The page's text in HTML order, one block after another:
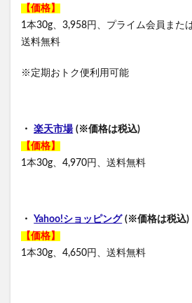
【価格】
1本30g、3,958円、プライム会員また
送料無料
※定期おトク便利用可能
・ 楽天市場 (※価格は税込)
【価格】
1本30g、4,970円、送料無料
・ Yahoo!ショッピング (※価格は税込)
【価格】
1本30g、4,650円、送料無料